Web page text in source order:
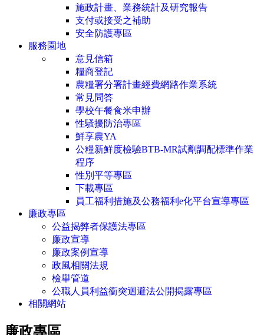
施政計畫、業務統計及研究報告
支付或接受之補助
安全防護專區
服務園地
意見信箱
糧商登記
農糧署分署計畫經費網路作業系統
常見問答
學校午餐食米申辦
性騷擾防治專區
鮮享農YA
公糧新鮮度檢驗BTB-MR試劑調配標準作業
程序
性別平等專區
下載專區
員工福利措施及公務福利e化平台宣導專區
廉政專區
公益揭弊者保護法專區
廉政宣導
廉政案例宣導
政風相關法規
檢舉管道
公職人員利益衝突迴避法公開揭露專區
相關網站
廉政專區